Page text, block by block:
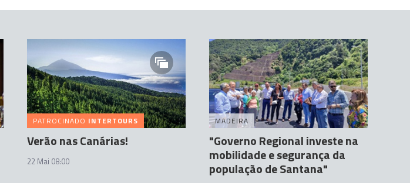
PATROCINADO INTERTOURS
Verão nas Canárias!
22 Mai 08:00
MADEIRA
"Governo Regional investe na
mobilidade e segurança da
população de Santana"